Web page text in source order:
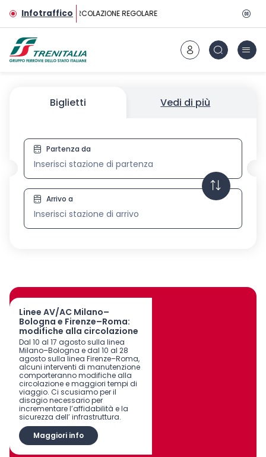
Vai al contenuto principale
InfotrafficoCIRCOLAZIONE REGOLARE
Biglietti Vedi di più
Biglietti
Partenza da
Arrivo a
Linee AV/AC Milano–
Bologna e Firenze–Roma:
modifiche alla circolazione
Dal 10 al 17 agosto sulla linea
Milano–Bologna e dal 10 al 28
agosto sulla linea Firenze–Roma,
alcuni interventi di manutenzione
comporteranno modifiche alla
circolazione e maggiori tempi di
viaggio. Ci scusiamo per il
disagio necessario per
incrementare l’affidabilità e la
sicurezza dell’ infrastruttura.
Maggiori info